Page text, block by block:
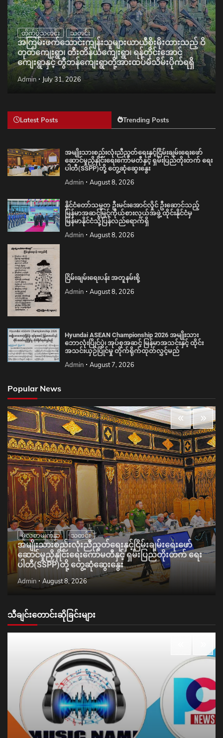
တိုက်ပွဲသတင်း သတင်း
အကြမ်းဖက်သောင်းကျန်းသူများယာယီစိုးမိုးထားသည့် ဝိ
တုတ်ကျေးရွာ၊ တီးတိန်ယံကျေးရွာ၊ ရန်တိုင်းအောင်
ကျေးရွာနှင့် တွီဘန်ကျေးရွာတို့အားထပ်မံသိမ်းပိုက်ရရှိ
Admin July 31, 2026
Latest Posts Trending Posts
အမျိုးသားစည်းလုံးညီညွတ်ရေးနှင့်ငြိမ်းချမ်းရေးဖော်
ဆောင်မှုညှိနှိုင်းရေးကော်မတီနှင့် ရှမ်းပြည်တိုးတက် ရေး
ပါတီ(SSPP)တို့ တွေ့ဆုံဆွေးနွေး
Admin August 8, 2026
နိုင်ငံတော်သမ္မတ ဦးမင်းအောင်လှိုင် ဦးဆောင်သည့်
မြန်မာအဆင့်မြင့်ကိုယ်စားလှယ်အဖွဲ့ ထိုင်းနိုင်ငံမှ
မြန်မာနိုင်ငံသို့ပြန်လည်ရောက်ရှိ
Admin August 8, 2026
ငြိမ်းချမ်းရေးပန်း အတူနမ်းစို့
Admin August 8, 2026
Hyundai ASEAN Championship 2026 အမျိုးသား
ဘောလုံးပြိုင်ပွဲ၊ အုပ်စုအဆင့် မြန်မာအသင်းနှင့် ထိုင်း
အသင်းယှဉ်ပြိုင်မှု တိုက်ရိုက်ထုတ်လွှင့်မည်
Admin August 7, 2026
Popular News
မူလစာမျက်နှာ သတင်း
အမျိုးသားစည်းလုံးညီညွတ်ရေးနှင့်ငြိမ်းချမ်းရေးဖော်
ဆောင်မှုညှိနှိုင်းရေးကော်မတီနှင့် ရှမ်းပြည်တိုးတက် ရေး
ပါတီ(SSPP)တို့ တွေ့ဆုံဆွေးနွေး
Admin August 8, 2026
သီချင်းတောင်းဆိုခြင်းများ